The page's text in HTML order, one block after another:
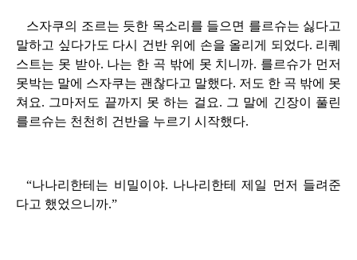
스자쿠의 조르는 듯한 목소리를 들으면 를르슈는 싫다고
말하고 싶다가도 다시 건반 위에 손을 올리게 되었다. 리퀘
스트는 못 받아. 나는 한 곡 밖에 못 치니까. 를르슈가 먼저
못박는 말에 스자쿠는 괜찮다고 말했다. 저도 한 곡 밖에 못
쳐요. 그마저도 끝까지 못 하는 걸요. 그 말에 긴장이 풀린
를르슈는 천천히 건반을 누르기 시작했다.
“나나리한테는 비밀이야. 나나리한테 제일 먼저 들려준
다고 했었으니까.”